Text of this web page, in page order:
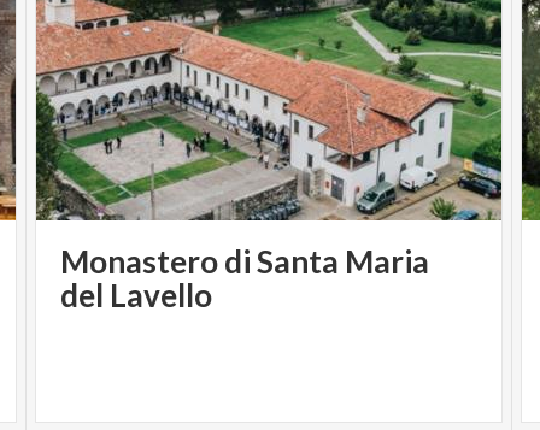
Monastero di Santa Maria
del Lavello